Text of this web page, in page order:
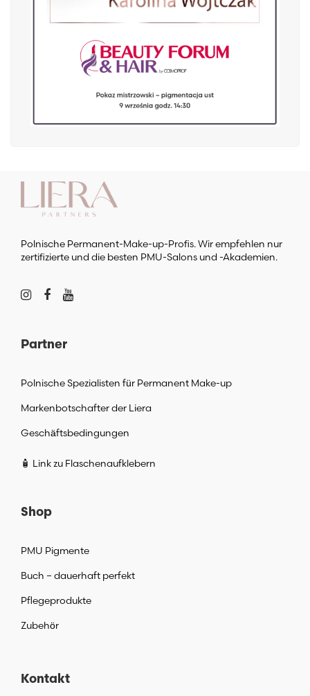
Polnische Permanent-Make-up-Profis. Wir empfehlen nur
zertifizierte und die besten PMU-Salons und -Akademien.
Partner
Polnische Spezialisten für Permanent Make-up
Markenbotschafter der Liera
Geschäftsbedingungen
🧴 Link zu Flaschenaufklebern
Shop
PMU Pigmente
Buch – dauerhaft perfekt
Pflegeprodukte
Zubehör
Kontakt